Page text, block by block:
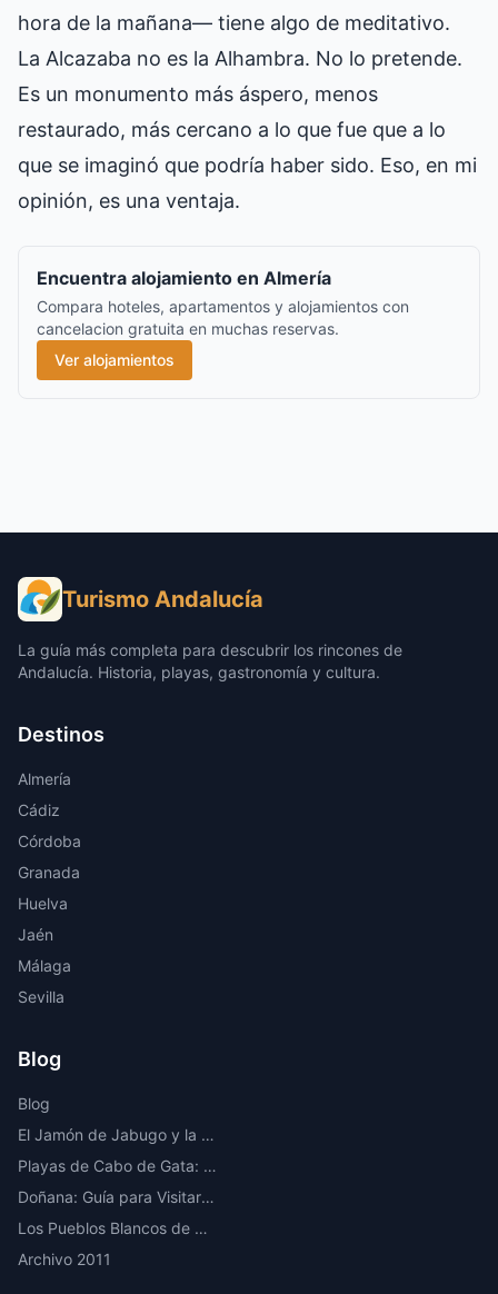
hora de la mañana— tiene algo de meditativo.
La Alcazaba no es la Alhambra. No lo pretende.
Es un monumento más áspero, menos
restaurado, más cercano a lo que fue que a lo
que se imaginó que podría haber sido. Eso, en mi
opinión, es una ventaja.
Encuentra alojamiento en Almería
Compara hoteles, apartamentos y alojamientos con
cancelacion gratuita en muchas reservas.
Ver alojamientos
Turismo Andalucía
La guía más completa para descubrir los rincones de
Andalucía. Historia, playas, gastronomía y cultura.
Destinos
Almería
Cádiz
Córdoba
Granada
Huelva
Jaén
Málaga
Sevilla
Blog
Blog
El Jamón de Jabugo y la Ruta del Ibérico en la Sierra de Huelva
Playas de Cabo de Gata: Las Mejores Calas y Playas Vírgenes de Almería
Doñana: Guía para Visitar el Parque Nacional Más Importante de Europa
Los Pueblos Blancos de Cádiz: Ruta por los Más Bonitos
Archivo 2011